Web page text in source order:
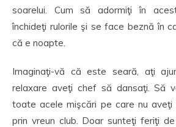
soarelui. Cum să adormiţi în
închideţi rulorile şi se face beznă în
că e noapte.
Imaginaţi-vă că este seară, aţi
relaxare aveţi chef să dansaţi. Să
toate acele mişcări pe care nu aveţi
prin vreun club. Doar sunteţi feriţi de